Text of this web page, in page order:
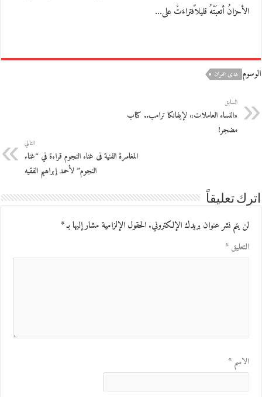
الأحزانُ أتعبَتْهُ قليلاًفتراءَتْ على…
الوسوم هدى عمران
السابق
«النساء العاملات» لإيفانكا ترامب.. كتاب
مضجر!
التالي
المغامرة الفنية فى غناء النجوم قراءة في “غناء
النجوم” لأحمد إبراهيم الفقيه
اترك تعليقاً
لن يتم نشر عنوان بريدك الإلكتروني.الحقول الإلزامية مشار إليها بـ*
التعليق*
الاسم*